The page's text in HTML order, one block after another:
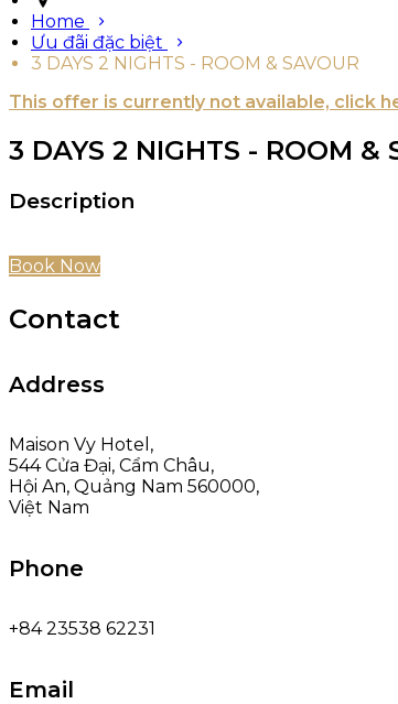
Home
Ưu đãi đặc biệt
3 DAYS 2 NIGHTS - ROOM & SAVOUR
This offer is currently not available, click
3 DAYS 2 NIGHTS - ROOM &
Description
Book Now
Contact
Address
Maison Vy Hotel,
544 Cửa Đại, Cẩm Châu,
Hội An, Quảng Nam 560000,
Việt Nam
Phone
+84 23538 62231
Email